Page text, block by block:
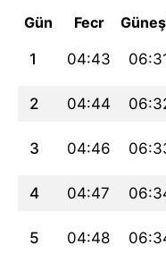
Gün Fecr
1 04:43
2 04:44
3 04:46
4 04:47
5 04:48